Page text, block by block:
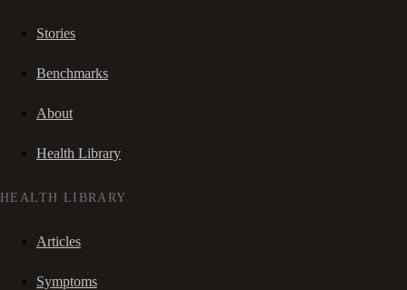
Stories
Benchmarks
About
Health Library
HEALTH LIBRARY
Articles
Symptoms